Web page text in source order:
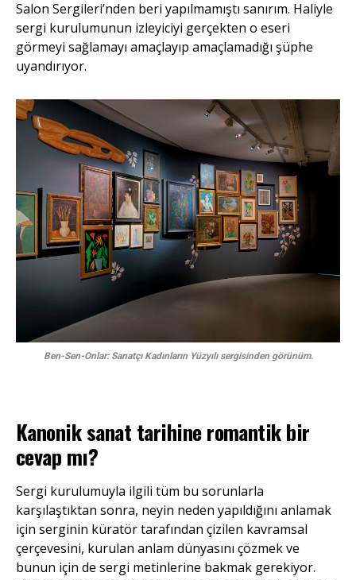
Salon Sergileri’nden beri yapılmamıştı sanırım. Haliyle
sergi kurulumunun izleyiciyi gerçekten o eseri
görmeyi sağlamayı amaçlayıp amaçlamadığı şüphe
uyandırıyor.
Ben-Sen-Onlar: Sanatçı Kadınların Yüzyılı sergisinden görünüm.
Kanonik sanat tarihine romantik bir
cevap mı?
Sergi kurulumuyla ilgili tüm bu sorunlarla
karşılaştıktan sonra, neyin neden yapıldığını anlamak
için serginin küratör tarafından çizilen kavramsal
çerçevesini, kurulan anlam dünyasını çözmek ve
bunun için de sergi metinlerine bakmak gerekiyor.